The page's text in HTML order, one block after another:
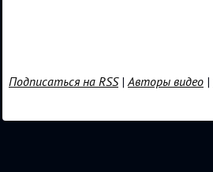
Подписаться на RSS|Авторы видео |